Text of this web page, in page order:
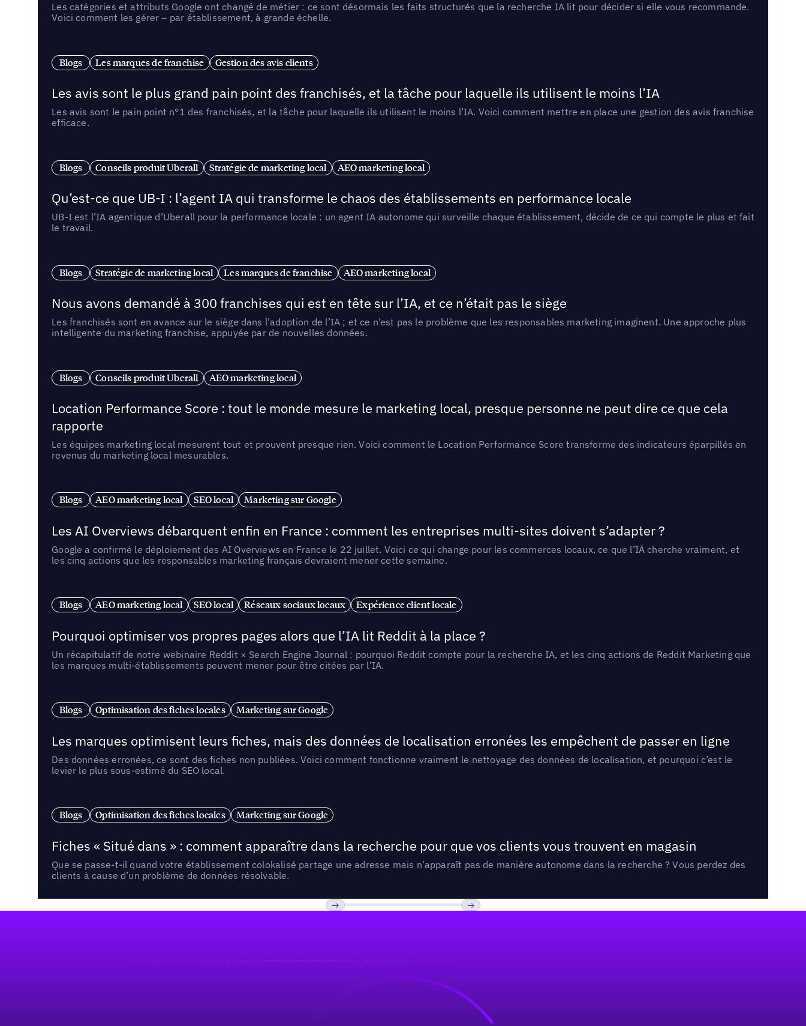
Les catégories et attributs Google ont changé de métier : ce sont désormais les faits structurés que la recherche IA lit pour décider si elle vous recommande.
Voici comment les gérer – par établissement, à grande échelle.
Blogs Les marques de franchise Gestion des avis clients
Les avis sont le plus grand pain point des franchisés, et la tâche pour laquelle ils utilisent le moins l’IA
Les avis sont le pain point n°1 des franchisés, et la tâche pour laquelle ils utilisent le moins l’IA. Voici comment mettre en place une gestion des avis franchise
efficace.
Blogs Conseils produit Uberall Stratégie de marketing local AEO marketing local
Qu’est-ce que UB-I : l’agent IA qui transforme le chaos des établissements en performance locale
UB-I est l’IA agentique d’Uberall pour la performance locale : un agent IA autonome qui surveille chaque établissement, décide de ce qui compte le plus et fait
le travail.
Blogs Stratégie de marketing local Les marques de franchise AEO marketing local
Nous avons demandé à 300 franchises qui est en tête sur l’IA, et ce n’était pas le siège
Les franchisés sont en avance sur le siège dans l’adoption de l’IA ; et ce n’est pas le problème que les responsables marketing imaginent. Une approche plus
intelligente du marketing franchise, appuyée par de nouvelles données.
Blogs Conseils produit Uberall AEO marketing local
Location Performance Score : tout le monde mesure le marketing local, presque personne ne peut dire ce que cela
rapporte
Les équipes marketing local mesurent tout et prouvent presque rien. Voici comment le Location Performance Score transforme des indicateurs éparpillés en
revenus du marketing local mesurables.
Blogs AEO marketing local SEO local Marketing sur Google
Les AI Overviews débarquent enfin en France : comment les entreprises multi-sites doivent s’adapter ?
Google a confirmé le déploiement des AI Overviews en France le 22 juillet. Voici ce qui change pour les commerces locaux, ce que l’IA cherche vraiment, et
les cinq actions que les responsables marketing français devraient mener cette semaine.
Blogs AEO marketing local SEO local Réseaux sociaux locaux Expérience client locale
Pourquoi optimiser vos propres pages alors que l’IA lit Reddit à la place ?
Un récapitulatif de notre webinaire Reddit × Search Engine Journal : pourquoi Reddit compte pour la recherche IA, et les cinq actions de Reddit Marketing que
les marques multi-établissements peuvent mener pour être citées par l’IA.
Blogs Optimisation des fiches locales Marketing sur Google
Les marques optimisent leurs fiches, mais des données de localisation erronées les empêchent de passer en ligne
Des données erronées, ce sont des fiches non publiées. Voici comment fonctionne vraiment le nettoyage des données de localisation, et pourquoi c’est le
levier le plus sous-estimé du SEO local.
Blogs Optimisation des fiches locales Marketing sur Google
Fiches « Situé dans » : comment apparaître dans la recherche pour que vos clients vous trouvent en magasin
Que se passe-t-il quand votre établissement colokalisé partage une adresse mais n’apparaît pas de manière autonome dans la recherche ? Vous perdez des
clients à cause d’un problème de données résolvable.